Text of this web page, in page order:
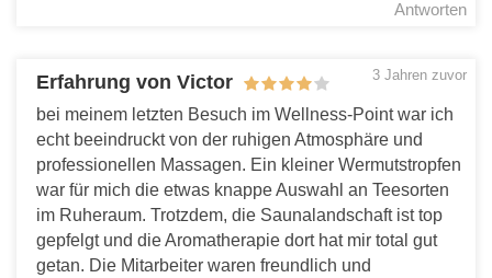
Antworten
Erfahrung von Victor 3 Jahren zuvor
bei meinem letzten Besuch im Wellness-Point war ich
echt beeindruckt von der ruhigen Atmosphäre und
professionellen Massagen. Ein kleiner Wermutstropfen
war für mich die etwas knappe Auswahl an Teesorten
im Ruheraum. Trotzdem, die Saunalandschaft ist top
gepfelgt und die Aromatherapie dort hat mir total gut
getan. Die Mitarbeiter waren freundlich und